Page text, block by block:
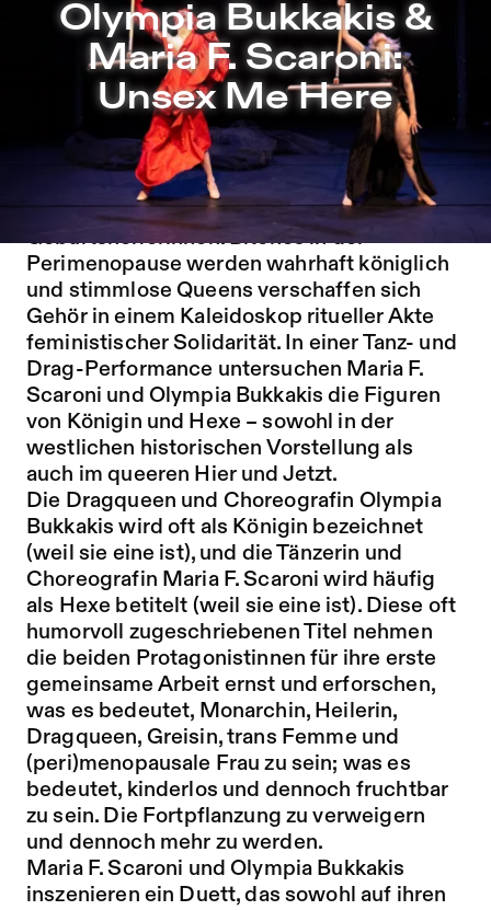
Zu Programm springen
Zu Aktuelles springen
Zu Seiten springen
Olympia Bukkakis & Maria F. Scaroni: Unsex Me Here
Olympia Bukkakis &
Maria F. Scaroni:
Unsex Me Here
Unsex Me Here treffen trans Femmes auf
Sage-Femmes, weise Frauen und
Geburtshelferinnen.Bitchesin der
Perimenopause werden wahrhaft königlich
und stimmloseQueens verschaffen sich
Gehör in einem Kaleidoskop ritueller Akte
feministischer Solidarität. In einer Tanz- und
Drag-Performance untersuchen Maria F.
Scaroni und Olympia Bukkakis die Figuren
von Königin und Hexe – sowohl in der
westlichen historischen Vorstellung als
auch im queeren Hier und Jetzt.
Die Dragqueen und Choreografin Olympia
Bukkakis wird oft als Königin bezeichnet
(weil sie eine ist), und die Tänzerin und
Choreografin Maria F. Scaroni wird häufig
als Hexe betitelt (weil sie eine ist). Diese oft
humorvoll zugeschriebenen Titel nehmen
die beiden Protagonistinnen für ihre erste
gemeinsame Arbeit ernst und erforschen,
was es bedeutet, Monarchin, Heilerin,
Dragqueen, Greisin, trans Femme und
(peri)menopausale Frau zu sein; was es
bedeutet, kinderlos und dennoch fruchtbar
zu sein. Die Fortpflanzung zu verweigern
und dennoch mehr zu werden.
Maria F. Scaroni und Olympia Bukkakis
inszenieren ein Duett, das sowohl auf ihren